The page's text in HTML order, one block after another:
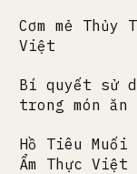
Cơm mẻ Thủy
Việt
Bí quyết sử
trong món ăn
Hồ Tiêu Muối
Ẩm Thực Việt